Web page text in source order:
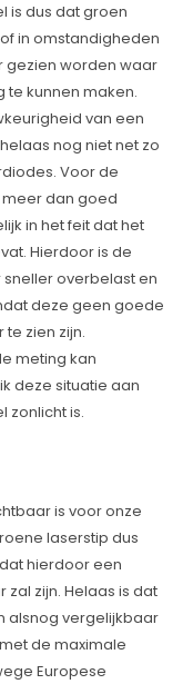
is dus dat groen
in omstandigheden
gezien worden waar
te kunnen maken.
van een
nog niet net zo
Voor de
dan goed
in het feit dat het
Hierdoor is de
overbelast en
deze geen goede
zien zijn.
meting kan
deze situatie aan
zonlicht is.
is voor onze
laserstip dus
hierdoor een
zijn. Helaas is dat
alsnog vergelijkbaar
de maximale
Europese